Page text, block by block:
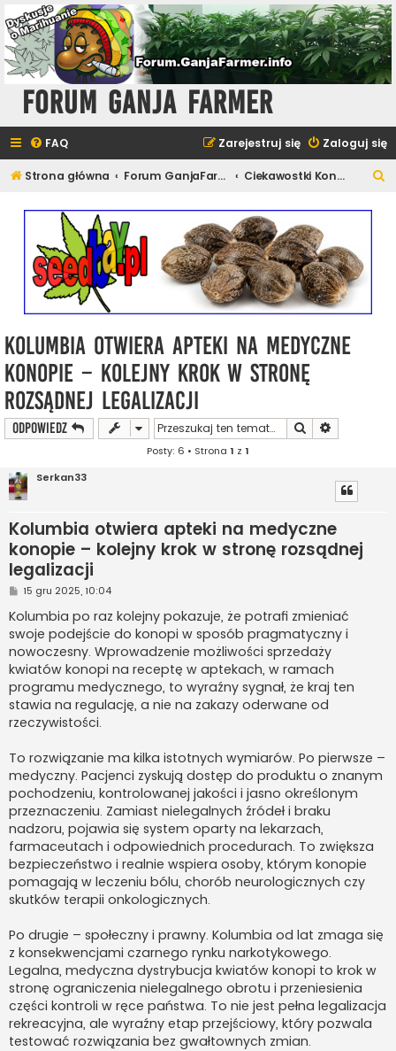
Forum Ganja Farmer
FAQ Zaloguj się
Zarejestruj się
Strona główna Forum GanjaFarmer - Cannabis News Ciekawostki Konopne
Kolumbia otwiera apteki na medyczne
konopie – kolejny krok w stronę
rozsądnej legalizacji
ODPOWIEDZ Szukaj
Posty: 6 • Strona 1 z 1
Serkan33
Kolumbia otwiera apteki na medyczne
konopie – kolejny krok w stronę rozsądnej
legalizacji
P
s
t
15 gru 2025, 10:04
Kolumbia po raz kolejny pokazuje, że potrafi zmieniać
swoje podejście do konopi w sposób pragmatyczny i
nowoczesny. Wprowadzenie możliwości sprzedaży
kwiatów konopi na receptę w aptekach, w ramach
programu medycznego, to wyraźny sygnał, że kraj ten
stawia na regulację, a nie na zakazy oderwane od
rzeczywistości.
To rozwiązanie ma kilka istotnych wymiarów. Po pierwsze –
medyczny. Pacjenci zyskują dostęp do produktu o znanym
pochodzeniu, kontrolowanej jakości i jasno określonym
przeznaczeniu. Zamiast nielegalnych źródeł i braku
nadzoru, pojawia się system oparty na lekarzach,
farmaceutach i odpowiednich procedurach. To zwiększa
bezpieczeństwo i realnie wspiera osoby, którym konopie
pomagają w leczeniu bólu, chorób neurologicznych czy
skutków terapii onkologicznych.
Po drugie – społeczny i prawny. Kolumbia od lat zmaga się
z konsekwencjami czarnego rynku narkotykowego.
Legalna, medyczna dystrybucja kwiatów konopi to krok w
stronę ograniczenia nielegalnego obrotu i przeniesienia
części kontroli w ręce państwa. To nie jest pełna legalizacja
rekreacyjna, ale wyraźny etap przejściowy, który pozwala
testować rozwiązania bez gwałtownych zmian.